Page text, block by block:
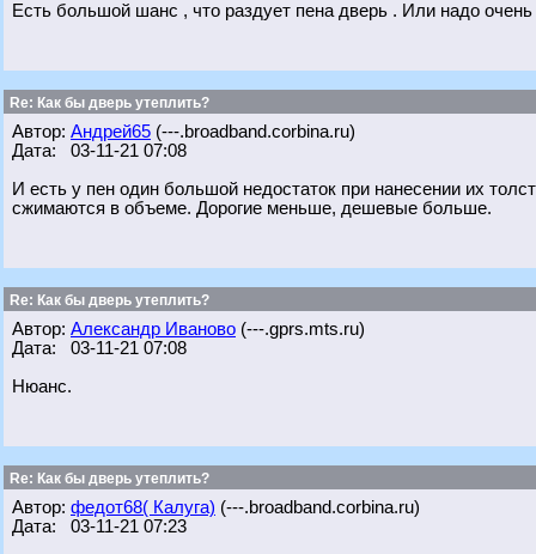
Есть большой шанс , что раздует пена дверь . Или надо
Re: Как бы дверь утеплить?
Автор: Андрей65 (---.broadband.corbina.ru)
Дата: 03-11-21 07:08
И есть у пен один большой недостаток при нанесении их
сжимаются в объеме. Дорогие меньше, дешевые больше.
Re: Как бы дверь утеплить?
Автор: Александр Иваново (---.gprs.mts.ru)
Дата: 03-11-21 07:08
Нюанс.
Re: Как бы дверь утеплить?
Автор: федот68( Калуга) (---.broadband.corbina.ru)
Дата: 03-11-21 07:23